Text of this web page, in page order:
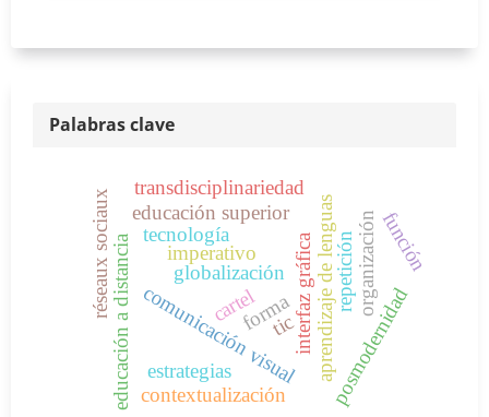
Palabras clave
aprendizaje de lenguas
comunicación visual
educación a distancia interfaz gráfica
contextualización
educación superior
globalización
posmodernidad
transdisciplinariedad
réseaux sociaux cartel
estrategias
imperativo repeticiónorganización
forma
función
tic
tecnología